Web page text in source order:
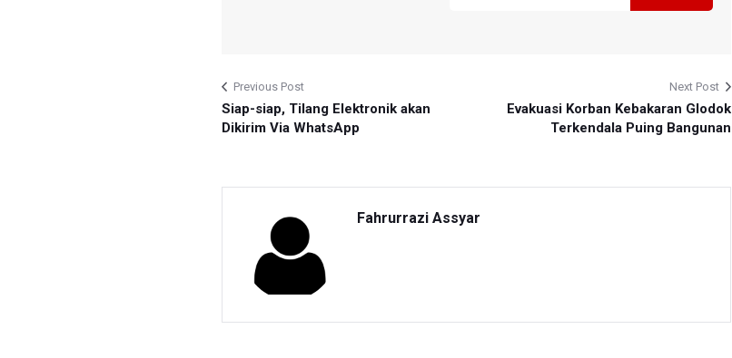
Previous Post
Siap-siap, Tilang Elektronik akan
Dikirim Via WhatsApp
Next Post
Evakuasi Korban Kebakaran Glodok
Terkendala Puing Bangunan
Fahrurrazi Assyar